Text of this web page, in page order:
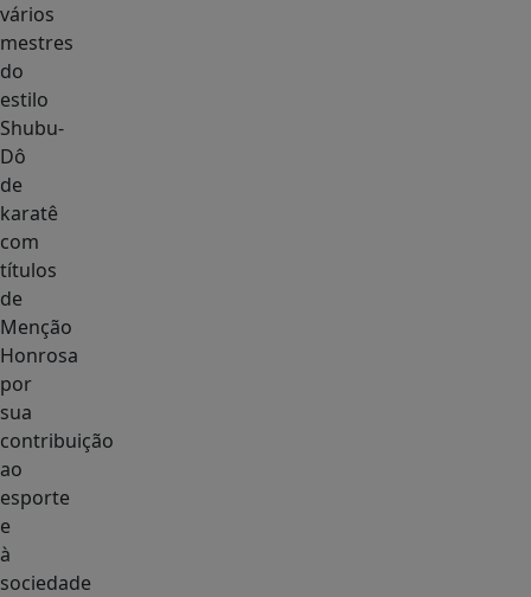
vários
mestres
do
estilo
Shubu-
Dô
de
karatê
com
títulos
de
Menção
Honrosa
por
sua
contribuição
ao
esporte
e
à
sociedade